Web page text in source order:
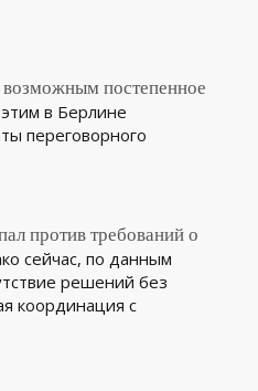
возможным постепенное
в Берлине
переговорного
против требований о
сейчас, по данным
решений без
координация с